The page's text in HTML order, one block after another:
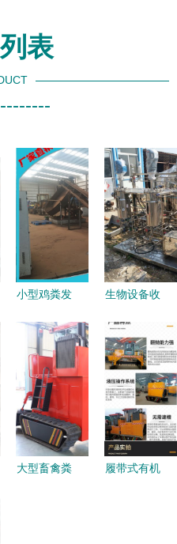
表
小型鸡粪发
高效有机肥
生产的得力
助手
生物设备收
机肥领域的
市场分析与
估值要素
大型畜禽粪
履带式有机